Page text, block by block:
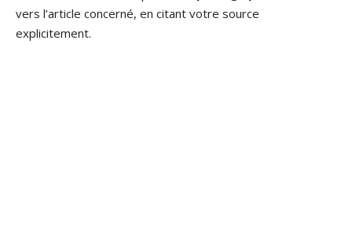
vers l’article concerné, en citant votre source
explicitement.